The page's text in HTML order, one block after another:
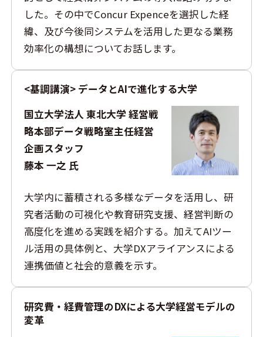
した。その中でConcur Expenceを選択した経
緯、及び今後同システムを活用した更なる業務
効率化の構想についてお話します。
<基調講演> データとAIで進化する大学
国立大学法人 東北大学 経営戦
略本部データ戦略室主任経営
企画スタッフ
藤本 一之 氏
大学内に蓄積される多様なデータを活用し、研
究者活動の可視化や教育研究支援、経営判断の
高度化を進める実践を紹介する。加えてAIツー
ル活用の具体例と、大学DXアライアンスによる
連携価値と社会的意義を示す。
研究費・経費管理のDXによる大学経営モデルの
変革